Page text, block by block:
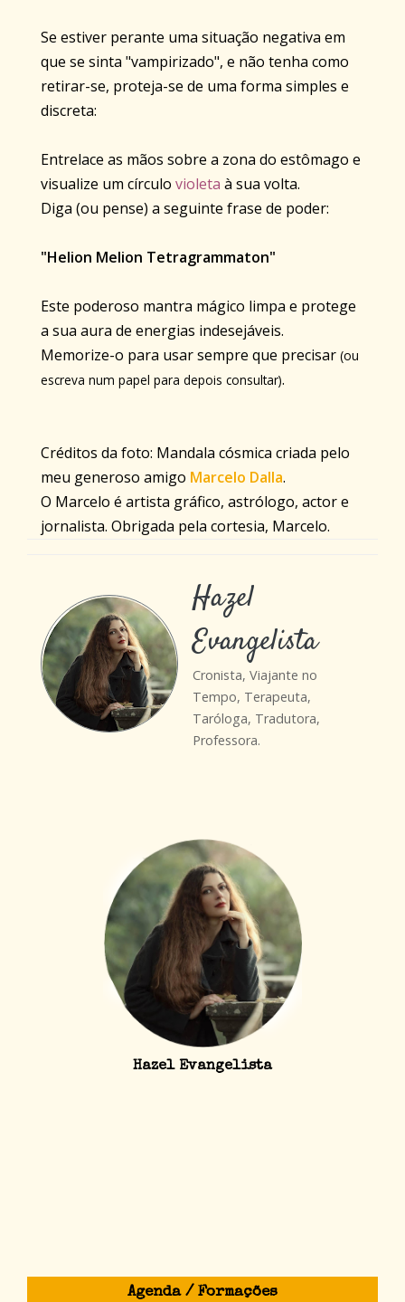
Se estiver perante uma situação negativa em
que se sinta "vampirizado", e não tenha como
retirar-se, proteja-se de uma forma simples e
discreta:
Entrelace as mãos sobre a zona do estômago e
visualize um círculo violeta à sua volta.
Diga (ou pense) a seguinte frase de poder:
"Helion Melion Tetragrammaton"
Este poderoso mantra mágico limpa e protege
a sua aura de energias indesejáveis.
Memorize-o para usar sempre que precisar (ou
escreva num papel para depois consultar).
Créditos da foto: Mandala cósmica criada pelo
meu generoso amigo Marcelo Dalla.
O Marcelo é artista gráfico, astrólogo, actor e
jornalista. Obrigada pela cortesia, Marcelo.
Hazel
Evangelista
Cronista, Viajante no
Tempo, Terapeuta,
Taróloga, Tradutora,
Professora.
Hazel Evangelista
Agenda / Formações